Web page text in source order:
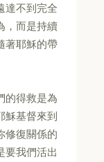
達不到完全
，而是持續
著耶穌的帶
的得救是為
穌基督來到
修復關係的
要我們活出